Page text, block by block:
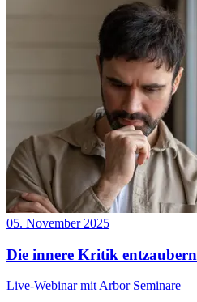
05. November 2025
Die innere Kritik entzaubern
Live-Webinar mit Arbor Seminare